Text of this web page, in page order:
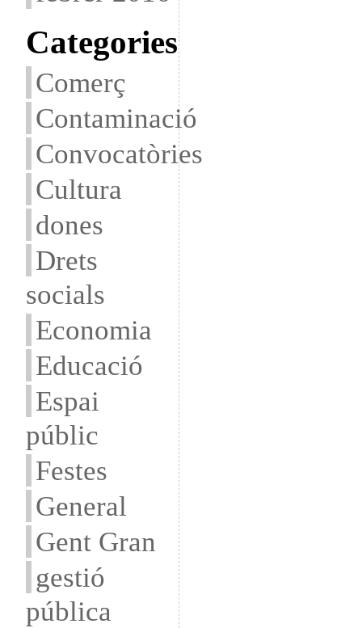
Categories
Comerç
Contaminació
Convocatòries
Cultura
dones
Drets
socials
Economia
Educació
Espai
públic
Festes
General
Gent Gran
gestió
pública